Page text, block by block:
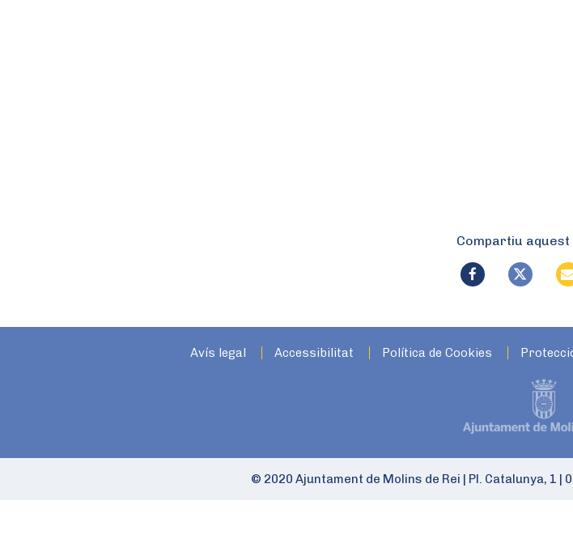
Compartiu
Avís legal Accessibilitat Política de Cookies
© 2020 Ajuntament de Molins de Rei Pl. Catalunya, 1